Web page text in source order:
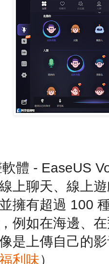
體 - EaseUS
上聊天、線上
擁有超過 100
，例如在海邊、
是上傳自己的
利味）